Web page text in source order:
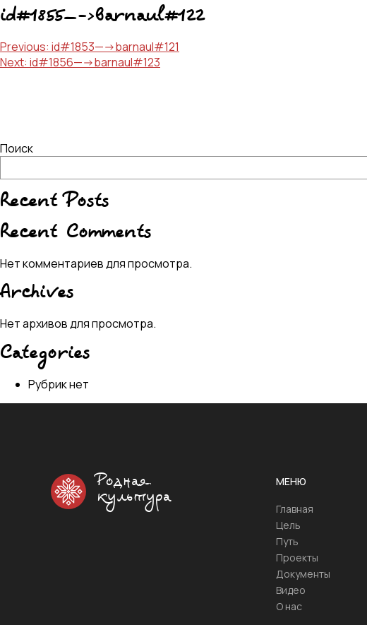
id#1855—->barnaul#122
Навигация
по
Previous: id#1853—->barnaul#121
Next: id#1856—->barnaul#123
Поиск
Recent Posts
Recent Comments
Нет комментариев для просмотра.
Archives
Нет архивов для просмотра.
Categories
Рубрик нет
Родная
культура
МЕНЮ
Главная
Цель
Путь
Проекты
Документы
Видео
О нас